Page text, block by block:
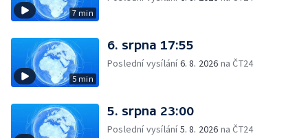
7 min
5 min
6. srpna 17:55
Poslední vysílání6. 8. 2026 na ČT24
5. srpna 23:00
Poslední vysílání5. 8. 2026 na ČT24